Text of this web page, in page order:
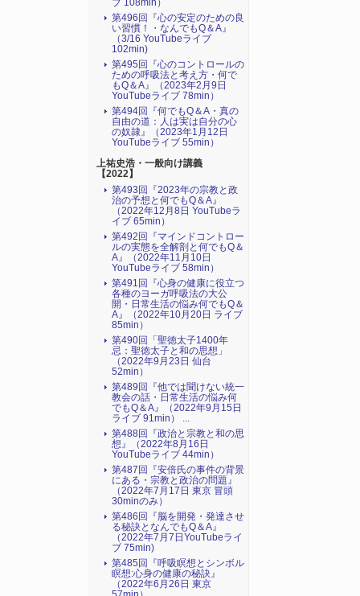
ブ 108min）
第496回『心の安定のための良
い習慣！・なんでもQ＆A』
（3/16 YouTubeライブ
102min)
第495回『心のコントロールの
ための呼吸法と考え方・何で
もQ＆A』（2023年2月9日
YouTubeライブ 78min）
第494回『何でもQ＆A・真の
自由の道：人は実は自分の心
の奴隷』（2023年1月12日
YouTubeライブ 55min）
上祐史浩・一般向け講義
【2022】
第493回『2023年の宗教と政
治の予想と何でもQ＆A』
（2022年12月8日 YouTubeラ
イブ 65min）
第492回『マインドコントロー
ルの実態を全解剖と何でもQ＆
A』（2022年11月10日
YouTubeライブ 58min）
第491回『心身の健康に役立つ
各種のヨーガ呼吸法の大公
開・日常生活の悩み何でもQ＆
A』（2022年10月20日 ライブ
85min）
第490回「聖徳太子1400年
忌：聖徳太子と和の思想」
（2022年9月23日 仙台
52min）
第489回『他では聞けない統一
教会の話・日常生活の悩み何
でもQ＆A』（2022年9月15日
ライブ 91min） ...
第488回『政治と宗教と和の思
想』（2022年8月16日
YouTubeライブ 44min）
第487回『安倍氏の事件の背景
にある・宗教と政治の問題』
（2022年7月17日 東京 冒頭
30minのみ）
第486回『脳を開発・発達させ
る秘訣となんでもQ＆A』
（2022年7月7日YouTubeライ
ブ 75min)
第485回『呼吸瞑想とシンボル
瞑想:心身の健康の秘訣』
（2022年6月26日 東京